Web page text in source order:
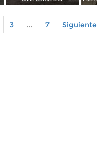
3 ... 7 Siguiente